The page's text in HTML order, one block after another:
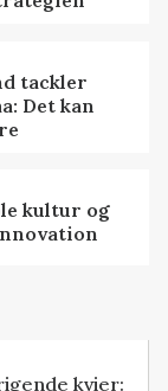
tackler
Det kan
kultur og
kvier: